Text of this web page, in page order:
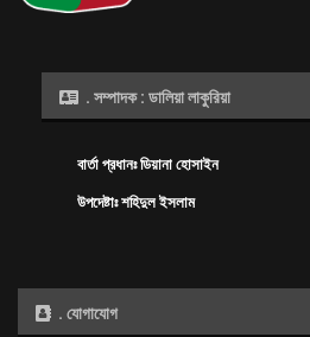
. সম্পাদক : ডালিয়া লাকুরিয়া
বার্তা প্রধানঃ ডিয়ানা হোসাইন
উপদেষ্টাঃ শহিদুল ইসলাম
. যোগাযোগ